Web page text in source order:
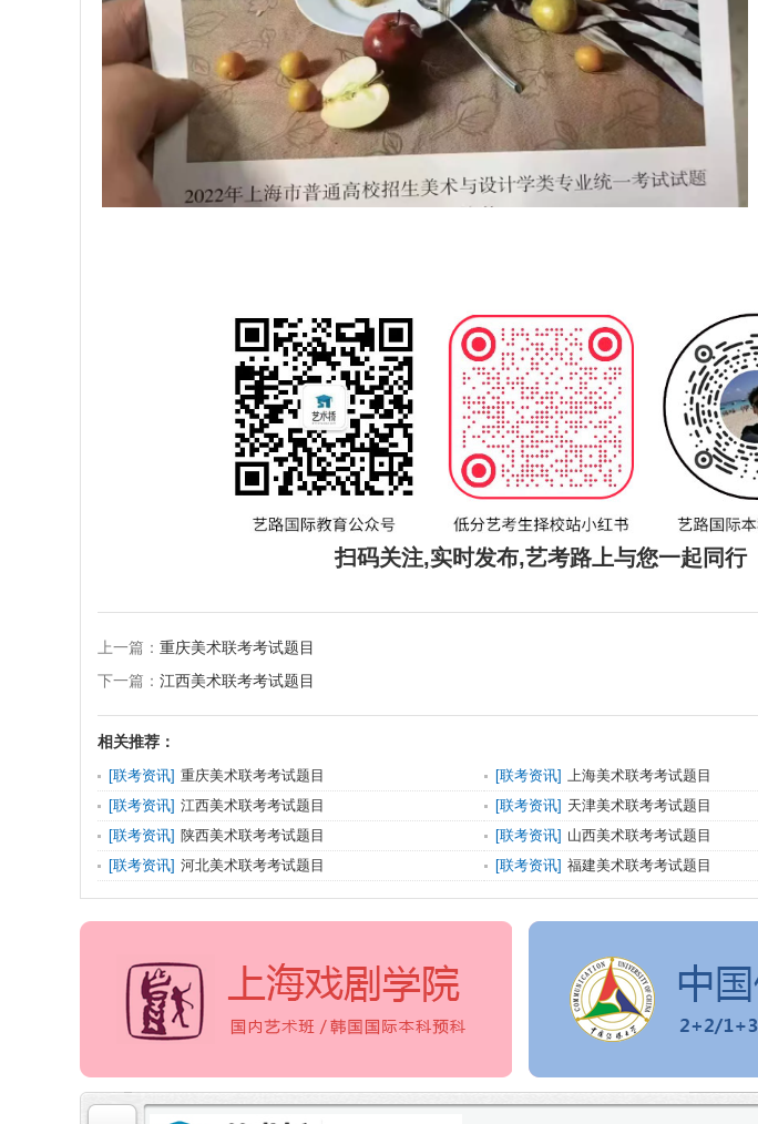
扫码关注,实时发布,艺考路上与您一起同行
上一篇： 重庆美术联考考试题目
下一篇： 江西美术联考考试题目
相关推荐：
[联考资讯] 重庆美术联考考试题目 [联考资讯] 上海美术联考考试题目
[联考资讯] 江西美术联考考试题目 [联考资讯] 天津美术联考考试题目
[联考资讯] 陕西美术联考考试题目 [联考资讯] 山西美术联考考试题目
[联考资讯] 河北美术联考考试题目 [联考资讯] 福建美术联考考试题目